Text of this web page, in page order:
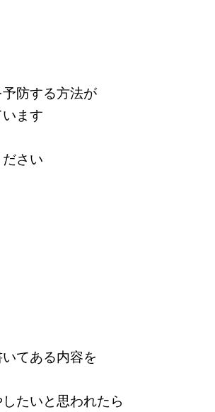
防する方法が
ます
さい
てある内容を
たいと思われたら